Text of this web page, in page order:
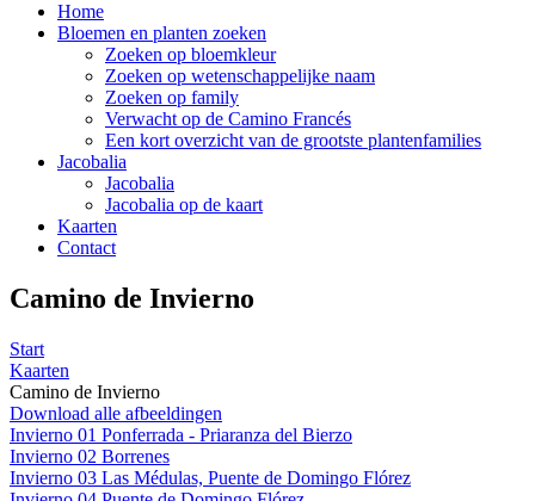
Home
Bloemen en planten zoeken
Zoeken op bloemkleur
Zoeken op wetenschappelijke naam
Zoeken op family
Verwacht op de Camino Francés
Een kort overzicht van de grootste plantenfamilies
Jacobalia
Jacobalia
Jacobalia op de kaart
Kaarten
Contact
Camino de Invierno
Start
Kaarten
Camino de Invierno
Download alle afbeeldingen
Invierno 01 Ponferrada - Priaranza del Bierzo
Invierno 02 Borrenes
Invierno 03 Las Médulas, Puente de Domingo Flórez